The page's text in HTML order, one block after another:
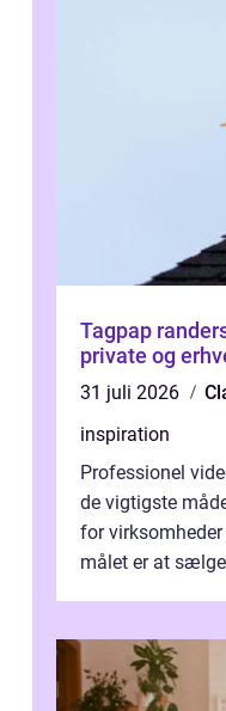
Tagpap randers moderne tage
private og
31 juli 2026
inspiration
Professionel
de vigtigste
for
målet er at